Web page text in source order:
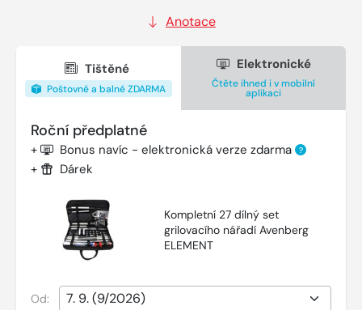
Anotace
Tištěné
Poštovné a balné ZDARMA
Elektronické
Čtěte ihned i v mobilní
aplikaci
Roční předplatné
+ Bonus navíc - elektronická verze zdarma ?
+ Dárek
Kompletní 27 dílný set
grilovacího nářadí Avenberg
ELEMENT
Od: